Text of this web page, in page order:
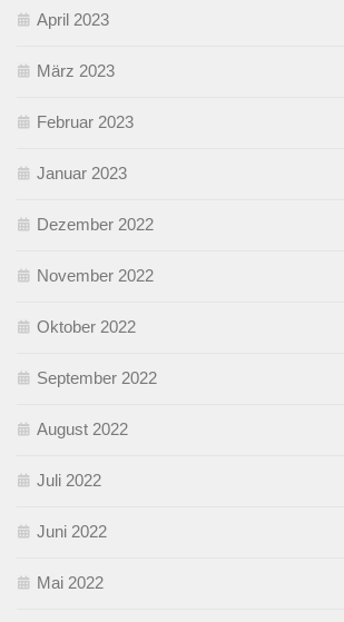
April 2023
März 2023
Februar 2023
Januar 2023
Dezember 2022
November 2022
Oktober 2022
September 2022
August 2022
Juli 2022
Juni 2022
Mai 2022